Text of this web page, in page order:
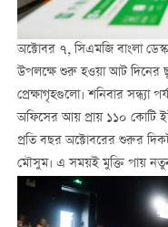
অক্টোবর ৭, সিএমজি বাংলা
উপলক্ষে শুরু হওয়া আট দিনের
প্রেক্ষাগৃহগুলো। শনিবার সন্ধ্যা
অফিসের আয় প্রায় ১১০ কোটি
প্রতি বছর অক্টোবরের শুরুর
মৌসুম। এ সময়ই মুক্তি পায়